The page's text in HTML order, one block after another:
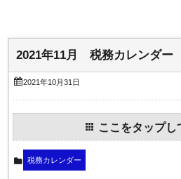
2021年11月 税務カレンダー
2021年10月31日
ここをタップし
税務カレンダー